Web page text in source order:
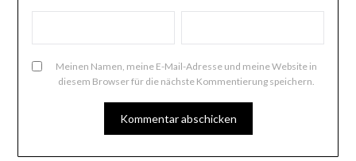
Meinen Namen, meine E-Mail-Adresse und meine Website in
diesem Browser für die nächste Kommentierung speichern.